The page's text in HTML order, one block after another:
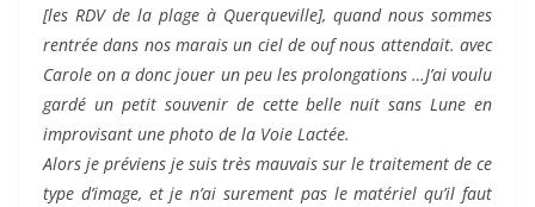
[les RDV de la plage à Querqueville], quand nous sommes
rentrée dans nos marais un ciel de ouf nous attendait. avec
Carole on a donc jouer un peu les prolongations …J’ai voulu
gardé un petit souvenir de cette belle nuit sans Lune en
improvisant une photo de la Voie Lactée.
Alors je préviens je suis très mauvais sur le traitement de ce
type d’image, et je n’ai surement pas le matériel qu’il faut